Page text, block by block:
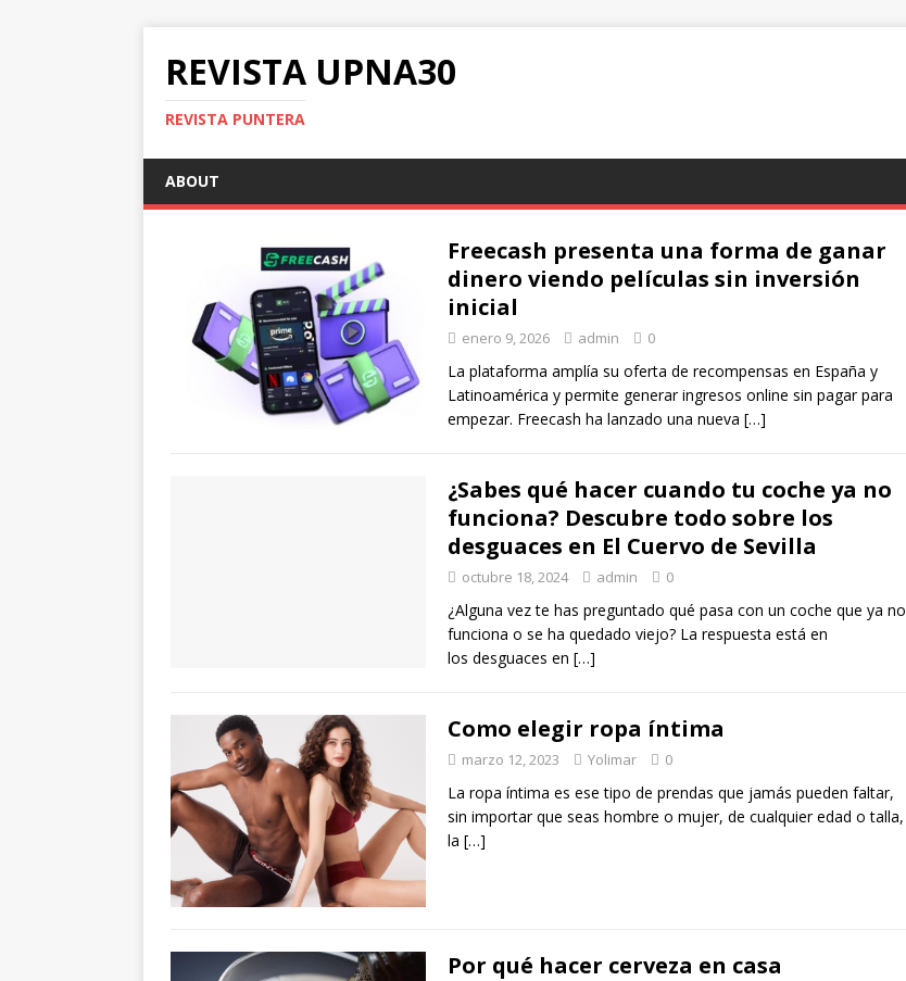
REVISTA UPNA30
REVISTA PUNTERA
ABOUT
Freecash presenta una forma de ganar
dinero viendo películas sin inversión
inicial
enero 9, 2026 admin 0
La plataforma amplía su oferta de recompensas en España y
Latinoamérica y permite generar ingresos online sin pagar para
empezar. Freecash ha lanzado una nueva […]
¿Sabes qué hacer cuando tu coche ya no
funciona? Descubre todo sobre los
desguaces en El Cuervo de Sevilla
octubre 18, 2024 admin 0
¿Alguna vez te has preguntado qué pasa con un coche que ya no
funciona o se ha quedado viejo? La respuesta está en
los desguaces en […]
Como elegir ropa íntima
marzo 12, 2023 Yolimar 0
La ropa íntima es ese tipo de prendas que jamás pueden faltar,
sin importar que seas hombre o mujer, de cualquier edad o talla,
la […]
Por qué hacer cerveza en casa